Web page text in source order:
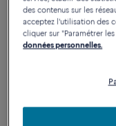
Contactez-nous pour toute
Disponibilité en
DESCRIPTION
des contenus sur les
acceptez l'utilisation des
cliquer sur "Paramétrer
données personnelles.